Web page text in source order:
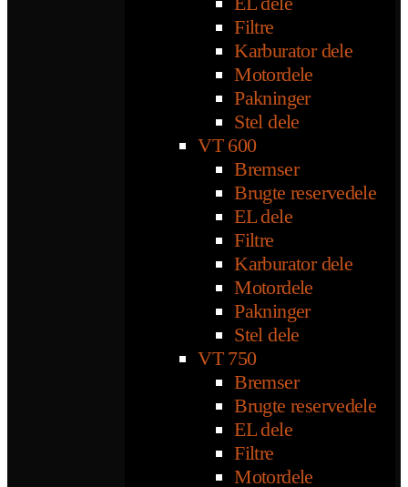
Filtre
Karburator dele
Motordele
Pakninger
Stel dele
VT 600
Bremser
Brugte reservedele
EL dele
Filtre
Karburator dele
Motordele
Pakninger
Stel dele
VT 750
Bremser
Brugte reservedele
EL dele
Filtre
Motordele